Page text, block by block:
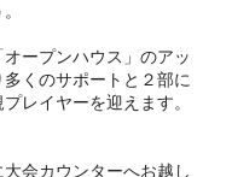
ープンハウス」のアッ
くのサポートと２部に
レイヤーを迎えます。
会カウンターへお越し